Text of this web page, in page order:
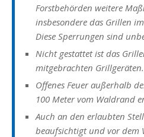
Forstbehörden weitere
insbesondere das Grillen
Diese Sperrungen sind
Nicht gestattet ist das
mitgebrachten Grillgeräten.
Offenes Feuer außerhalb
100 Meter vom Waldrand
Auch an den erlaubten
beaufsichtigt und vor dem